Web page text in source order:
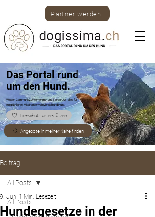
Tierschutz unterstützen
Angebote in meiner Nähe finden
Wissen, Community, Unternehmen und Tierschutz -alles für
ein glückliches Miteinander von Mensch und Hund.
Das Portal rund
um den Hund.
Partner werden
Beitrag
All Posts
All Posts
Hundegesetze in der
9. Juni 1 Min. Lesezeit